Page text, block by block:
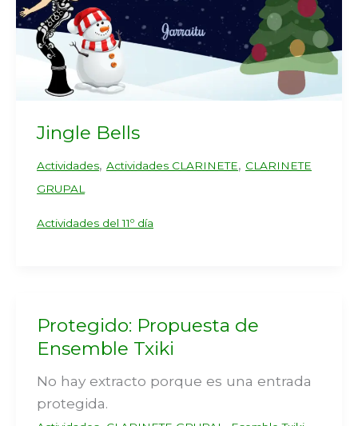
Jingle Bells
Actividades, Actividades CLARINETE, CLARINETE
GRUPAL
Actividades del 11º día
Protegido: Propuesta de
Ensemble Txiki
No hay extracto porque es una entrada
protegida.